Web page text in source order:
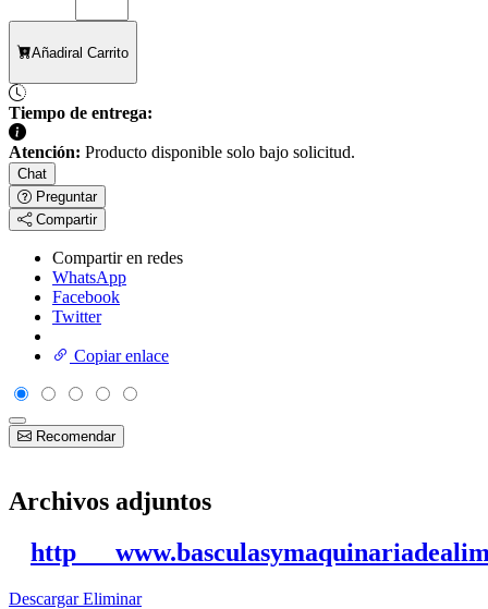
Añadiral Carrito
Tiempo de entrega:
Atención: Producto disponible solo bajo solicitud.
Chat
Preguntar
Compartir
Compartir en redes
WhatsApp
Facebook
Twitter
Copiar enlace
Recomendar
Archivos adjuntos
DescargarEliminar